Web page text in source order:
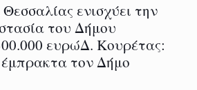
ενισχύει την
του Δήμου
ευρώΔ. Κουρέτας:
τον Δήμο